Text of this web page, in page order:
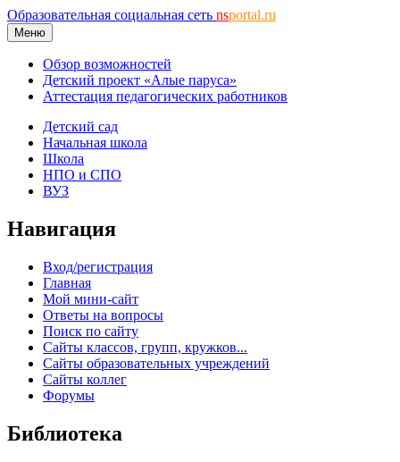
Образовательная социальная сеть nsportal.ru
Меню
Обзор возможностей
Детский проект «Алые паруса»
Аттестация педагогических работников
Детский сад
Начальная школа
Школа
НПО и СПО
ВУЗ
Навигация
Вход/регистрация
Главная
Мой мини-сайт
Ответы на вопросы
Поиск по сайту
Сайты классов, групп, кружков...
Сайты образовательных учреждений
Сайты коллег
Форумы
Библиотека